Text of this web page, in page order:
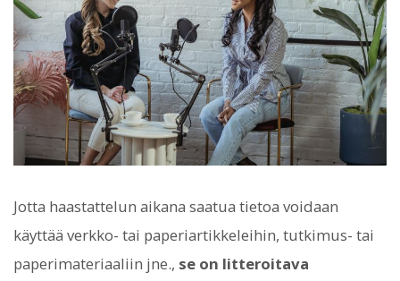
Jotta haastattelun aikana saatua tietoa voidaan
käyttää verkko- tai paperiartikkeleihin, tutkimus- tai
paperimateriaaliin jne., se on litteroitava